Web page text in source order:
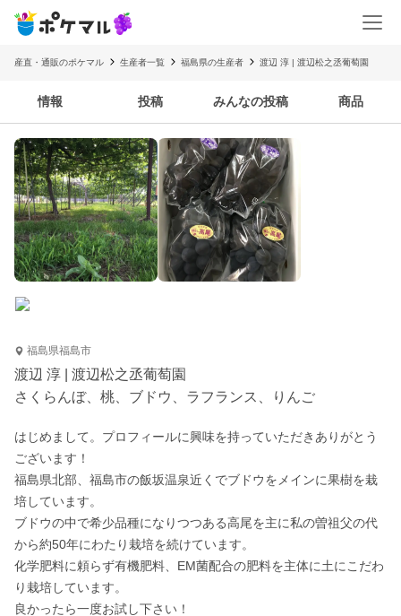
産直・通販のポケマル 生産者一覧 福島県の生産者 渡辺 淳 | 渡辺松之丞葡萄園
情報 投稿 みんなの投稿 商品
福島県福島市
渡辺 淳 | 渡辺松之丞葡萄園
さくらんぼ、桃、ブドウ、ラフランス、りんご
はじめまして。プロフィールに興味を持っていただきありがとう
ございます！
福島県北部、福島市の飯坂温泉近くでブドウをメインに果樹を栽
培しています。
ブドウの中で希少品種になりつつある高尾を主に私の曽祖父の代
から約50年にわたり栽培を続けています。
化学肥料に頼らず有機肥料、EM菌配合の肥料を主体に土にこだわ
り栽培しています。
良かったら一度お試し下さい！